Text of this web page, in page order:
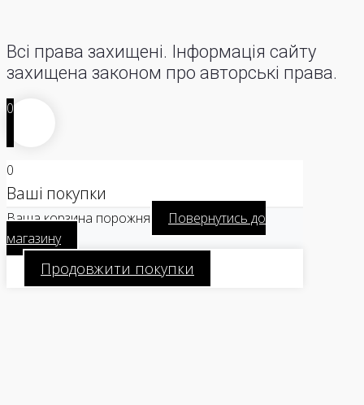
Всі права захищені. Інформація сайту
захищена законом про авторські права.
0
0
Ваші покупки
Ваша корзина порожня
Повернутись до
магазину
Продовжити покупки